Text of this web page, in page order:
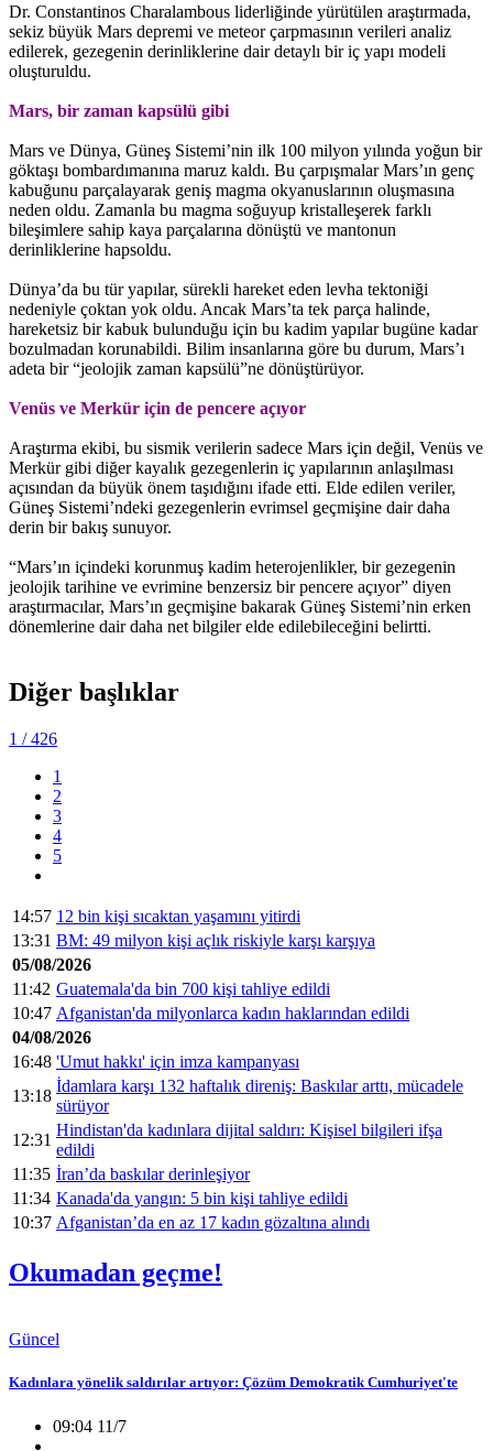
Dr. Constantinos Charalambous liderliğinde yürütülen araştırmada,
sekiz büyük Mars depremi ve meteor çarpmasının verileri analiz
edilerek, gezegenin derinliklerine dair detaylı bir iç yapı modeli
oluşturuldu.
Mars, bir zaman kapsülü gibi
Mars ve Dünya, Güneş Sistemi’nin ilk 100 milyon yılında yoğun bir
göktaşı bombardımanına maruz kaldı. Bu çarpışmalar Mars’ın genç
kabuğunu parçalayarak geniş magma okyanuslarının oluşmasına
neden oldu. Zamanla bu magma soğuyup kristalleşerek farklı
bileşimlere sahip kaya parçalarına dönüştü ve mantonun
derinliklerine hapsoldu.
Dünya’da bu tür yapılar, sürekli hareket eden levha tektoniği
nedeniyle çoktan yok oldu. Ancak Mars’ta tek parça halinde,
hareketsiz bir kabuk bulunduğu için bu kadim yapılar bugüne kadar
bozulmadan korunabildi. Bilim insanlarına göre bu durum, Mars’ı
adeta bir “jeolojik zaman kapsülü”ne dönüştürüyor.
Venüs ve Merkür için de pencere açıyor
Araştırma ekibi, bu sismik verilerin sadece Mars için değil, Venüs ve
Merkür gibi diğer kayalık gezegenlerin iç yapılarının anlaşılması
açısından da büyük önem taşıdığını ifade etti. Elde edilen veriler,
Güneş Sistemi’ndeki gezegenlerin evrimsel geçmişine dair daha
derin bir bakış sunuyor.
“Mars’ın içindeki korunmuş kadim heterojenlikler, bir gezegenin
jeolojik tarihine ve evrimine benzersiz bir pencere açıyor” diyen
araştırmacılar, Mars’ın geçmişine bakarak Güneş Sistemi’nin erken
dönemlerine dair daha net bilgiler elde edilebileceğini belirtti.
Diğer başlıklar
1 / 426
1
2
3
4
5
14:57 12 bin kişi sıcaktan yaşamını yitirdi
13:31 BM: 49 milyon kişi açlık riskiyle karşı karşıya
05/08/2026
11:42 Guatemala'da bin 700 kişi tahliye edildi
10:47 Afganistan'da milyonlarca kadın haklarından edildi
04/08/2026
16:48 'Umut hakkı' için imza kampanyası
13:18
İdamlara karşı 132 haftalık direniş: Baskılar arttı, mücadele
sürüyor
12:31
Hindistan'da kadınlara dijital saldırı: Kişisel bilgileri ifşa
edildi
11:35 İran’da baskılar derinleşiyor
11:34 Kanada'da yangın: 5 bin kişi tahliye edildi
10:37 Afganistan’da en az 17 kadın gözaltına alındı
Okumadan geçme!
Güncel
Kadınlara yönelik saldırılar artıyor: Çözüm Demokratik Cumhuriyet'te
09:04 11/7